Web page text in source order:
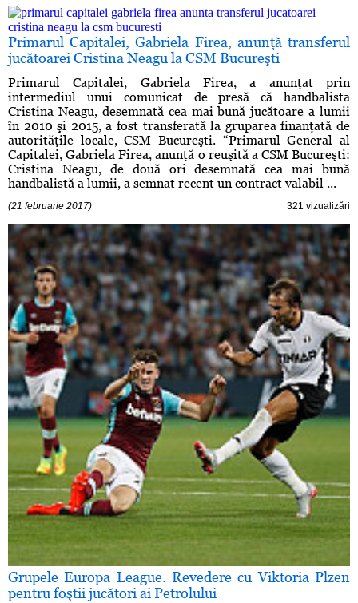
Primarul Capitalei, Gabriela Firea, anunţă transferul
jucătoarei Cristina Neagu la CSM Bucureşti
Primarul Capitalei, Gabriela Firea, a anunţat prin
intermediul unui comunicat de presă că handbalista
Cristina Neagu, desemnată cea mai bună jucătoare a lumii
în 2010 şi 2015, a fost transferată la gruparea finanţată de
autorităţile locale, CSM Bucureşti. “Primarul General al
Capitalei, Gabriela Firea, anunţă o reuşită a CSM Bucureşti:
Cristina Neagu, de două ori desemnată cea mai bună
handbalistă a lumii, a semnat recent un contract valabil ...
(21 februarie 2017) 321 vizualizări
Grupele Europa League. Revedere cu Viktoria Plzen
pentru foştii jucători ai Petrolului